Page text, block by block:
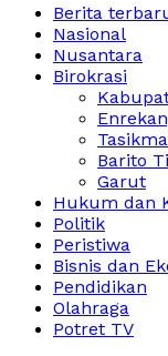
Berita
Nasional
Nusantara
Birokrasi
Barito
Garut
Hukum dan
Politik
Peristiwa
Bisnis dan
Pendidikan
Olahraga
Potret TV